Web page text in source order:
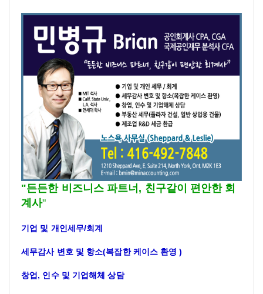
"든든한 비즈니스 파트너, 친구같이 편안한 회
계사"
기업 및 개인세무/회계
세무감사 변호 및 항소(복잡한 케이스 환영 )
창업, 인수 및 기업해체 상담